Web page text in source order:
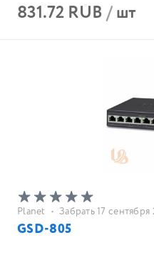
831.72 RUB/шт
Planet • Забрать 17 сентября
GSD-805